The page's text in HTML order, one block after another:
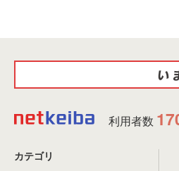
利用者数
カテゴリ